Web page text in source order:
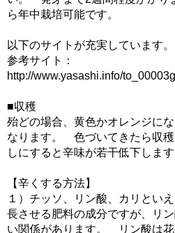
ら年中栽培可能です。
以下のサイトが充実しています。
参考サイト：
http://www.yasashi.info/
■収穫
殆どの場合、黄色かオレンジに
なります。 色づいてきたら収
しにすると辛味が若干低下します
【辛くする方法】
１）チッソ、リン酸、カリとい
長させる肥料の成分ですが、リ
い関係があります。 リン酸は